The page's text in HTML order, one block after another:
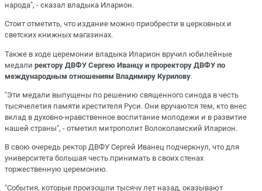
народа", - сказал владыка Иларион.
Стоит отметить, что издание можно приобрести в церковных и
светских книжных магазинах.
Также в ходе церемонии владыка Иларион вручил юбилейные
медали ректору ДВФУ Сергею Иванцу и проректору ДВФУ по
международным отношениям Владимиру Курилову.
"Эти медали выпущены по решению священного синода в честь
тысячелетия памяти крестителя Руси. Они вручаются тем, кто внес
вклад в духовно-нравственное воспитание молодежи и в развитие
нашей страны", - отметил митрополит Волоколамский Иларион.
В свою очередь ректор ДВФУ Сергей Иванец подчеркнул, что для
университета большая честь принимать в своих стенах
торжественную церемонию.
"События, которые произошли тысячу лет назад, оказывают